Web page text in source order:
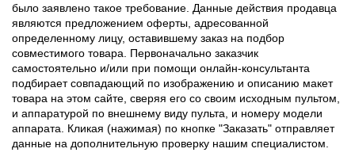
было заявлено такое требование. Данные действия продавца
являются предложением оферты, адресованной
определенному лицу, оставившему заказ на подбор
совместимого товара. Первоначально заказчик
самостоятельно и/или при помощи онлайн-консультанта
подбирает совпадающий по изображению и описанию макет
товара на этом сайте, сверяя его со своим исходным пультом,
и аппаратурой по внешнему виду пульта, и номеру модели
аппарата. Кликая (нажимая) по кнопке "Заказать" отправляет
данные на дополнительную проверку нашим специалистом.